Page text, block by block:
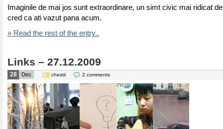
Imaginile de mai jos sunt extraordinare, un simt civic mai ridicat
cred ca ati vazut pana acum.
» Read the rest of the entry..
Links – 27.12.2009
28 Dec chestii 2 comments